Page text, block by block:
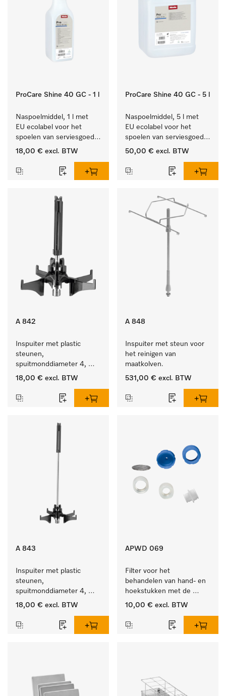
ProCare Shine 40 GC - 1 l
Naspoelmiddel, 1 l met
EU ecolabel voor het
spoelen van serviesgoed,
bestek en glazen.
18,00 € excl. BTW
ProCare Shine 40 GC - 5 l
Naspoelmiddel, 5 l met
EU ecolabel voor het
spoelen van serviesgoed,
bestek en glazen.
50,00 € excl. BTW
A 842
Inspuiter met plastic
steunen,
spuitmonddiameter 4,
lengte 90 mm, 1 stuk
18,00 € excl. BTW
A 848
Inspuiter met steun voor
het reinigen van
maatkolven.
531,00 € excl. BTW
A 843
Inspuiter met plastic
steunen,
spuitmonddiameter 4,
lengte 185 mm, 1 stuk
18,00 € excl. BTW
APWD 069
Filter voor het
behandelen van hand- en
hoekstukken met de
houder APWD 068
10,00 € excl. BTW